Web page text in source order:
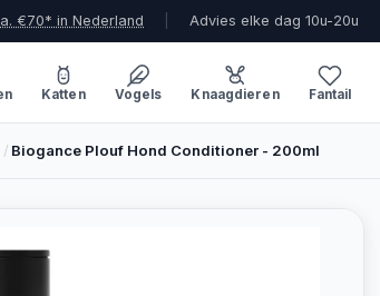
€70* in Nederland Advies elke dag 10u-20u
Katten Vogels Knaagdieren Fantail
/ Biogance Plouf Hond Conditioner - 200ml